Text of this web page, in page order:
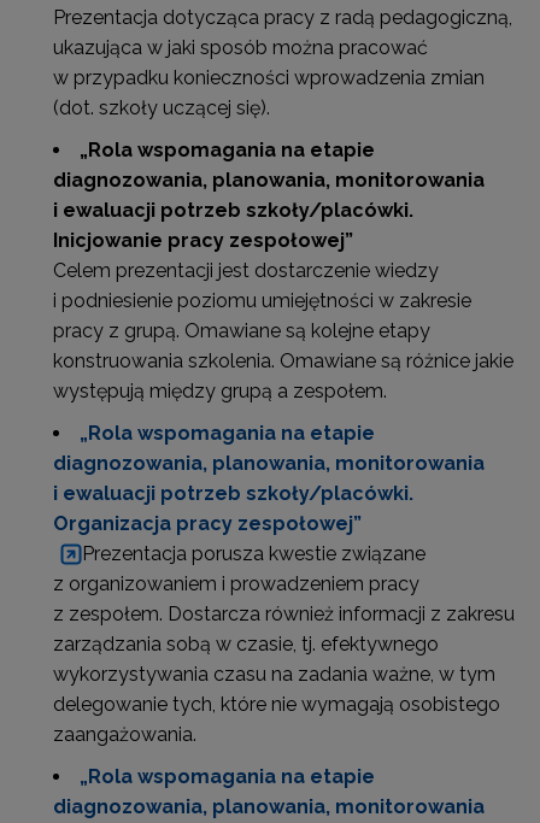
Prezentacja dotycząca pracy z radą pedagogiczną,
ukazująca w jaki sposób można pracować
w przypadku konieczności wprowadzenia zmian
(dot. szkoły uczącej się).
„Rola wspomagania na etapie
diagnozowania, planowania, monitorowania
i ewaluacji potrzeb szkoły/placówki.
Inicjowanie pracy zespołowej”
Celem prezentacji jest dostarczenie wiedzy
i podniesienie poziomu umiejętności w zakresie
pracy z grupą. Omawiane są kolejne etapy
konstruowania szkolenia. Omawiane są różnice jakie
występują między grupą a zespołem.
„Rola wspomagania na etapie
diagnozowania, planowania, monitorowania
i ewaluacji potrzeb szkoły/placówki.
Organizacja pracy zespołowej”
Prezentacja porusza kwestie związane
z organizowaniem i prowadzeniem pracy
z zespołem. Dostarcza również informacji z zakresu
zarządzania sobą w czasie, tj. efektywnego
wykorzystywania czasu na zadania ważne, w tym
delegowanie tych, które nie wymagają osobistego
zaangażowania.
„Rola wspomagania na etapie
diagnozowania, planowania, monitorowania